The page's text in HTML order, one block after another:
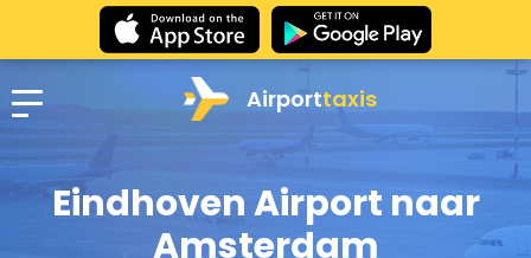
Airporttaxis
Eindhoven Airport naar
Amsterdam